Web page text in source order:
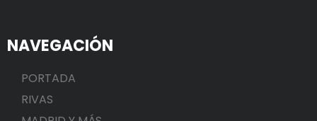
NAVEGACIÓN
PORTADA
RIVAS